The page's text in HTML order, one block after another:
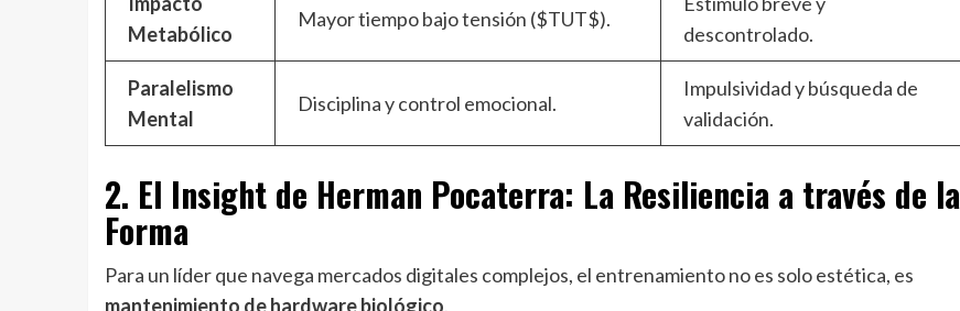
Metabólico
Mayor tiempo bajo tensión ($TUT$).
descontrolado.
Paralelismo
Mental
Disciplina y control emocional.
Impulsividad y búsqueda de
validación.
2. El Insight de Herman Pocaterra: La Resiliencia a través de la
Forma
Para un líder que navega mercados digitales complejos, el entrenamiento no es solo estética, es
mantenimiento de hardware biológico